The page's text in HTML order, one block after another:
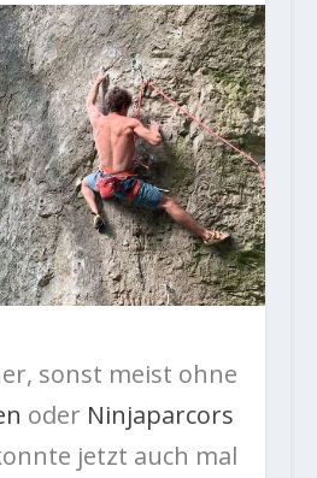
sonst meist ohne
oder Ninjaparcors
jetzt auch mal